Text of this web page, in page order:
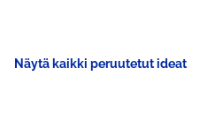
Näytä kaikki peruutetut ideat